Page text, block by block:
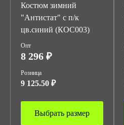
Костюм зимний
"Антистат" с п/к
цв.синий (КОС003)
Опт
8 296 ₽
Розница
9 125.50 ₽
Выбрать размер